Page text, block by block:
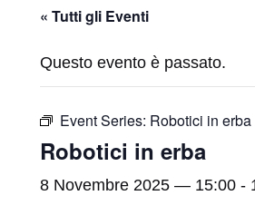
« Tutti gli Eventi
Questo evento è passato.
Event Series: Robotici in erba
Robotici in erba
8 Novembre 2025 — 15:00 -